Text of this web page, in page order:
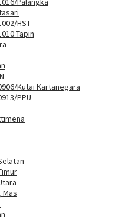
HST
Tapin
Kutai Kartanegara
PPU
Mas